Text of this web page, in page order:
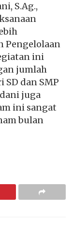
S.Ag.,
Pengelolaan
ini
jumlah
SD dan SMP
juga
ini sangat
bulan